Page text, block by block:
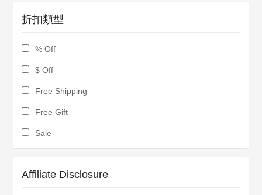
折扣類型
% Off
$ Off
Free Shipping
Free Gift
Sale
Affiliate Disclosure